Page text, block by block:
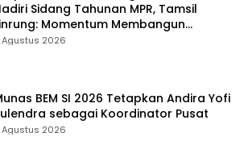
Sidang Tahunan MPR, Tamsil
Momentum Membangun
Kepemimpinan Bangsa
Agustus 2026
BEM SI 2026 Tetapkan Andira Yofi
sebagai Koordinator Pusat
Agustus 2026